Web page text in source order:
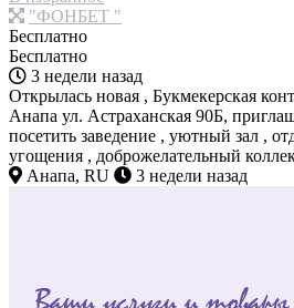
"ФОНБЕТ "
Бесплатно
Бесплатно
3 недели назад
Открылась новая , Букмекерская
Анапа ул. Астраханская 90Б,
посетить заведение , уютный зал ,
угощения , доброжелательный
Анапа, RU
3 недели назад